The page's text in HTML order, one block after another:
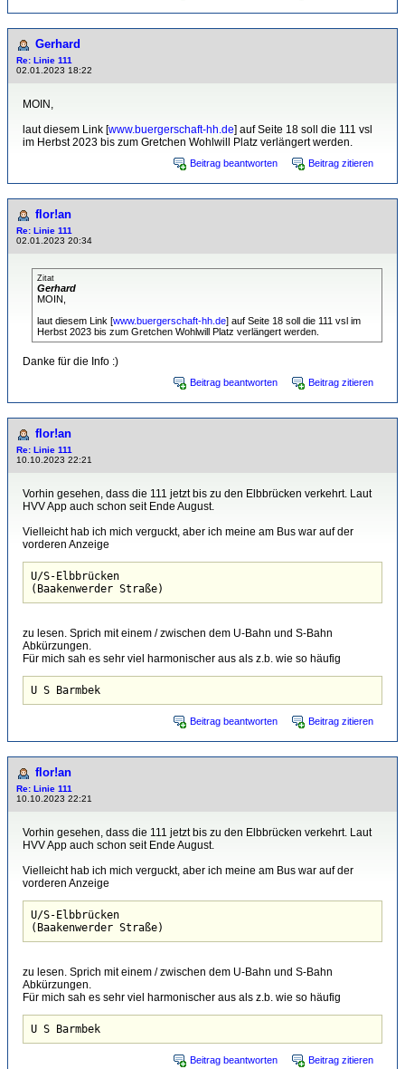
Gerhard
Re: Linie 111
02.01.2023 18:22
MOIN,
laut diesem Link [www.buergerschaft-hh.de] auf Seite 18 soll die 111 vsl
im Herbst 2023 bis zum Gretchen Wohlwill Platz verlängert werden.
Beitrag beantworten Beitrag zitieren
flor!an
Re: Linie 111
02.01.2023 20:34
Zitat
Gerhard
MOIN,
laut diesem Link [www.buergerschaft-hh.de] auf Seite 18 soll die 111 vsl im
Herbst 2023 bis zum Gretchen Wohlwill Platz verlängert werden.
Danke für die Info :)
Beitrag beantworten Beitrag zitieren
flor!an
Re: Linie 111
10.10.2023 22:21
Vorhin gesehen, dass die 111 jetzt bis zu den Elbbrücken verkehrt. Laut
HVV App auch schon seit Ende August.
Vielleicht hab ich mich verguckt, aber ich meine am Bus war auf der
vorderen Anzeige
U/S-Elbbrücken
(Baakenwerder Straße)
zu lesen. Sprich mit einem / zwischen dem U-Bahn und S-Bahn
Abkürzungen.
Für mich sah es sehr viel harmonischer aus als z.b. wie so häufig
Beitrag beantworten Beitrag zitieren
flor!an
Re: Linie 111
10.10.2023 22:21
Vorhin gesehen, dass die 111 jetzt bis zu den Elbbrücken verkehrt. Laut
HVV App auch schon seit Ende August.
Vielleicht hab ich mich verguckt, aber ich meine am Bus war auf der
vorderen Anzeige
U/S-Elbbrücken
(Baakenwerder Straße)
zu lesen. Sprich mit einem / zwischen dem U-Bahn und S-Bahn
Abkürzungen.
Für mich sah es sehr viel harmonischer aus als z.b. wie so häufig
Beitrag beantworten Beitrag zitieren